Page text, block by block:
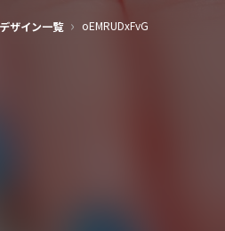
デザイン一覧 › oEMRUDxFvG